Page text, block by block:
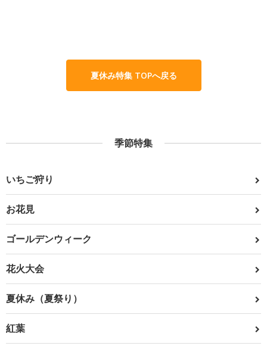
夏休み特集 TOPへ戻る
季節特集
いちご狩り
お花見
ゴールデンウィーク
花火大会
夏休み（夏祭り）
紅葉